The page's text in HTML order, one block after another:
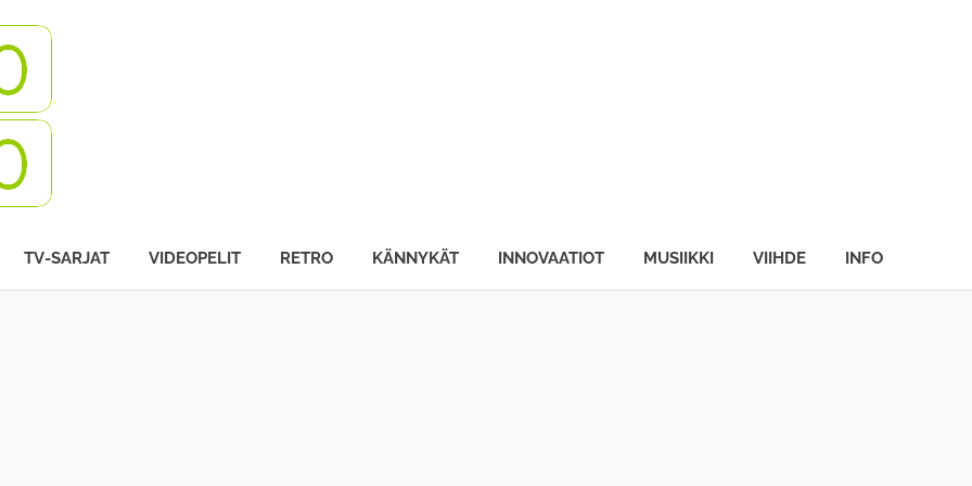
TV-SARJAT VIDEOPELIT RETRO KÄNNYKÄT INNOVAATIOT MUSIIKKI VIIHDE INFO